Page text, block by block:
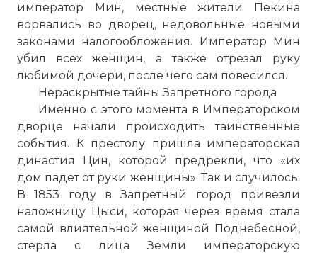
император Мин, местные жители Пекина
ворвались во дворец, недовольные новыми
законами налогообложения. Император Мин
убил всех женщин, а также отрезал руку
любимой дочери, после чего сам повесился.
Нераскрытые тайны Запретного города
Именно с этого момента в Императорском
дворце начали происходить таинственные
события. К престолу пришла императорская
династия Цин, которой предрекли, что «их
дом падет от руки женщины». Так и случилось.
В 1853 году вЗапретный город привезли
наложницу Цыси, которая через время стала
самой влиятельной женщиной Поднебесной,
стерла с лица Земли императорскую